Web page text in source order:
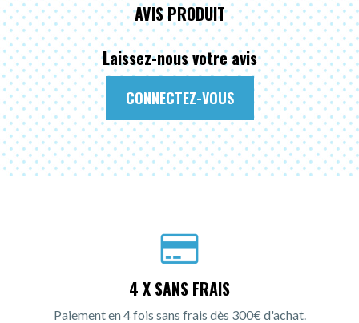
AVIS PRODUIT
Laissez-nous votre avis
CONNECTEZ-VOUS
4 X SANS FRAIS
Paiement en 4 fois sans frais dès 300€ d'achat.